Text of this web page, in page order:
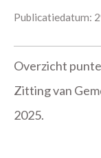
Publicatiedatum:
Overzicht
Zitting van
2025.